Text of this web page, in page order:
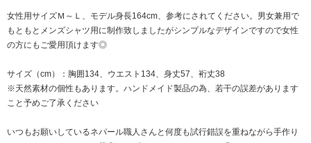
女性用サイズＭ～Ｌ、モデル身長164cm、参考にされてください。男女兼用で
もともとメンズシャツ用に制作致しましたがシンプルなデザインですので女性
の方にもご愛用頂けます◎
サイズ（cm）：胸囲134、ウエスト134、身丈57、裄丈38
※天然素材の個性もあります。ハンドメイド製品の為、若干の誤差があります
こと予めご了承ください
いつもお願いしているネパール職人さんと何度も試行錯誤を重ねながら手作り